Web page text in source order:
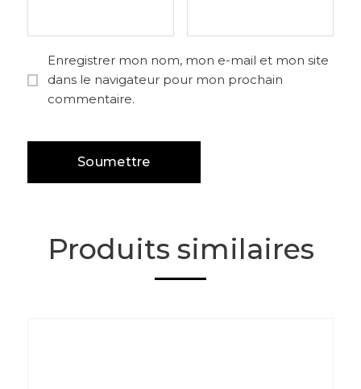
Enregistrer mon nom, mon e-mail et mon site
dans le navigateur pour mon prochain
commentaire.
Produits similaires